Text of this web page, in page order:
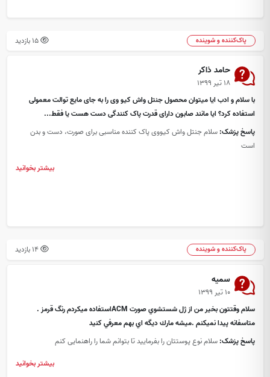
پاک‌کننده و شوینده 15 بازدید
حامد ذاکر
۱۸ تیر ۱۳۹۹
با سلام و ادب ایا میتوان محصول جنتل واش کیو وی را به جای مایع توالت معمولی
استفاده کرد؟ ایا مانند صابون دارای قدرت پاک کنندگی دست هست یا فقط...
پاسخ پزشک: سلام جنتل واش کیووی پاک کننده مناسبی برای صورت، دست و بدن
است
بیشتر بخوانید
پاک‌کننده و شوینده 14 بازدید
سميه
۱۰ تیر ۱۳۹۹
سلام وقتتون بخير من از ژل شستشوي صورت ACMاستفاده ميكردم رنگ قرمز .
متاسفانه پيدا نميكنم .ميشه مارك ديگه اي بهم معرفي كنيد
پاسخ پزشک: سلام نوع پوستتان را بفرمایید تا بتوانم شما را راهنمایی کنم
بیشتر بخوانید